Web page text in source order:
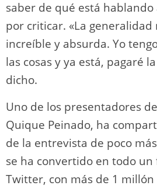
saber de qué está
por criticar. «La generalidad
increíble y absurda. Yo
las cosas y ya está, pagaré
dicho.
Uno de los presentadores
Quique Peinado, ha
de la entrevista de poco
se ha convertido en todo
Twitter, con más de 1